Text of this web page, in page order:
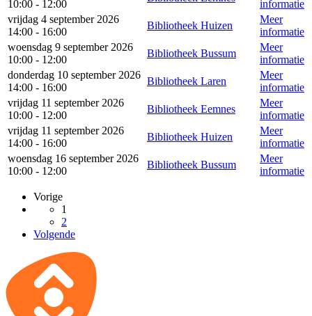
10:00 - 12:00
informatie
vrijdag 4 september 2026
14:00 - 16:00
Bibliotheek Huizen
Meer
informatie
woensdag 9 september 2026
10:00 - 12:00
Bibliotheek Bussum
Meer
informatie
donderdag 10 september 2026
14:00 - 16:00
Bibliotheek Laren
Meer
informatie
vrijdag 11 september 2026
10:00 - 12:00
Bibliotheek Eemnes
Meer
informatie
vrijdag 11 september 2026
14:00 - 16:00
Bibliotheek Huizen
Meer
informatie
woensdag 16 september 2026
10:00 - 12:00
Bibliotheek Bussum
Meer
informatie
Vorige
1
2
Volgende